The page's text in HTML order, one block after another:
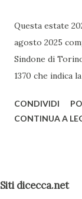
Questa estate
agosto 2025
Sindone di
1370 che indica
di Lovanio e
CONDIVIDI
CONTINUA A
Siti dicecca.net